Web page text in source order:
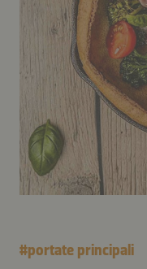
#portate principali